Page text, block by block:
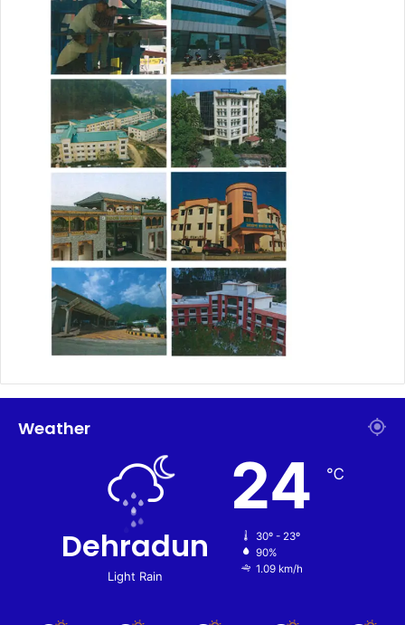
Weather
Dehradun
Light Rain
24 ℃
30º - 23º
90%
1.09 km/h